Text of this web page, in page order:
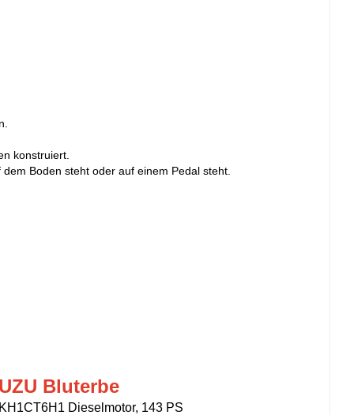
konstruiert.
Boden steht oder auf einem Pedal steht.
Bluterbe
Dieselmotor, 143 PS